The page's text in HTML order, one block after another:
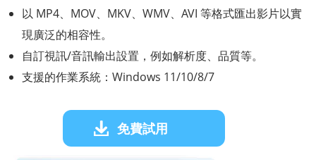
以 MP4、MOV、MKV、WMV、AVI 等格式匯出影片以實
現廣泛的相容性。
自訂視訊/音訊輸出設置，例如解析度、品質等。
支援的作業系統：Windows 11/10/8/7
免費試用